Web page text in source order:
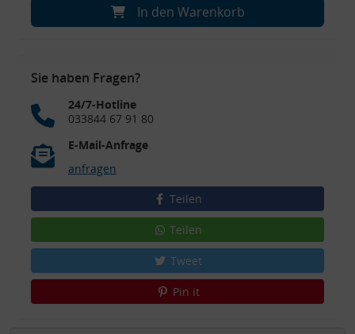
In den Warenkorb
Sie haben Fragen?
24/7-Hotline
033844 67 91 80
E-Mail-Anfrage
anfragen
Teilen
Teilen
Tweet
Pin it